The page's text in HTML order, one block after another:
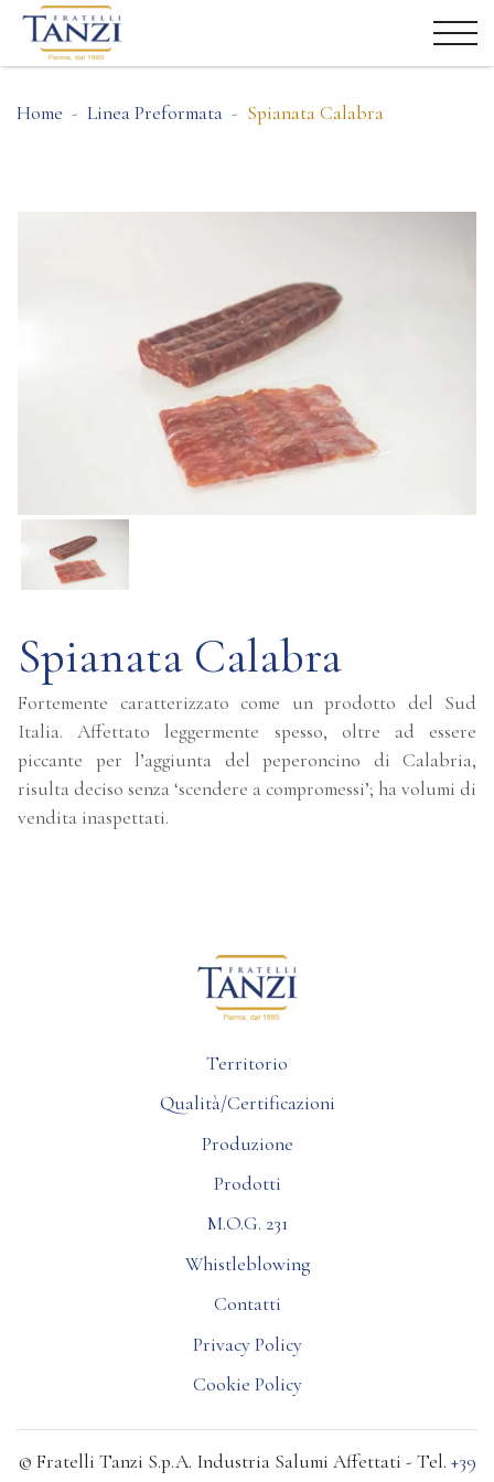
Home Linea Preformata Spianata Calabra
Spianata Calabra
Fortemente caratterizzato come un prodotto del Sud
Italia. Affettato leggermente spesso, oltre ad essere
piccante per l’aggiunta del peperoncino di Calabria,
risulta deciso senza ‘scendere a compromessi’; ha volumi di
vendita inaspettati.
Territorio
Qualità/Certificazioni
Produzione
Prodotti
M.O.G. 231
Whistleblowing
Contatti
Privacy Policy
Cookie Policy
© Fratelli Tanzi S.p.A. Industria Salumi Affettati - Tel. +39